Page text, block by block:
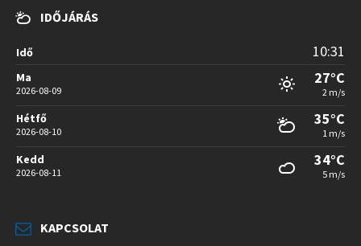
IDŐJÁRÁS
Idő 10:31
Ma
2026-08-09
27°C
2 m/s
Hétfő
2026-08-10
35°C
1 m/s
Kedd
2026-08-11
34°C
5 m/s
KAPCSOLAT